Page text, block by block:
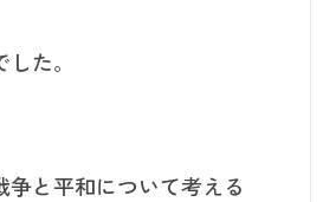
た。
と平和について考える